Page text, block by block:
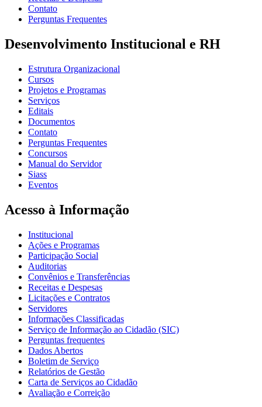
Contato
Perguntas Frequentes
Desenvolvimento Institucional e RH
Estrutura Organizacional
Cursos
Projetos e Programas
Serviços
Editais
Documentos
Contato
Perguntas Frequentes
Concursos
Manual do Servidor
Siass
Eventos
Acesso à Informação
Institucional
Ações e Programas
Participação Social
Auditorias
Convênios e Transferências
Receitas e Despesas
Licitações e Contratos
Servidores
Informações Classificadas
Serviço de Informação ao Cidadão (SIC)
Perguntas frequentes
Dados Abertos
Boletim de Serviço
Relatórios de Gestão
Carta de Serviços ao Cidadão
Avaliação e Correição